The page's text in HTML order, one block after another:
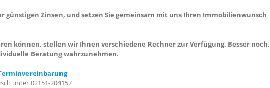
günstigen Zinsen, und setzen Sie gemeinsam mit uns Ihren Immobilienwunsch
können, stellen wir Ihnen verschiedene Rechner zur Verfügung. Besser noch,
Beratung wahrzunehmen.
unter 02151-204157